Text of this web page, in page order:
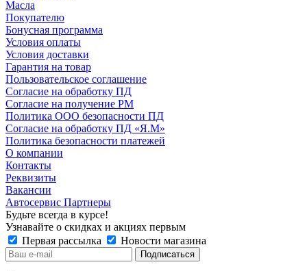
Масла
Покупателю
Бонусная программа
Условия оплаты
Условия доставки
Гарантия на товар
Пользовательское соглашение
Согласие на обработку ПД
Согласие на получение РМ
Политика ООО безопасности ПД
Согласие на обработку ПД «Я.М»
Политика безопасности платежей
О компании
Контакты
Реквизиты
Вакансии
Автосервис Партнеры
Будьте всегда в курсе!
Узнавайте о скидках и акциях первым
Первая рассылка
Новости магазина